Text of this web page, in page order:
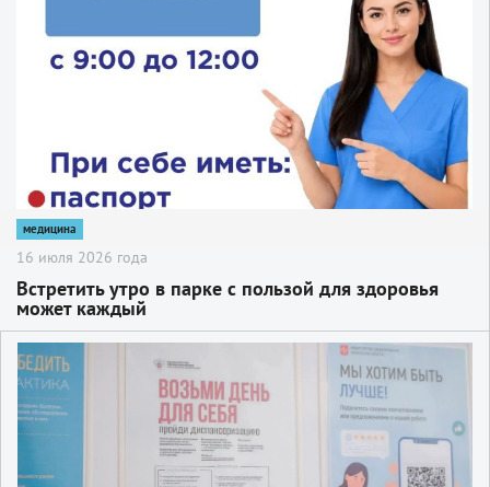
медицина
16 июля 2026 года
Встретить утро в парке с пользой для здоровья
может каждый
2